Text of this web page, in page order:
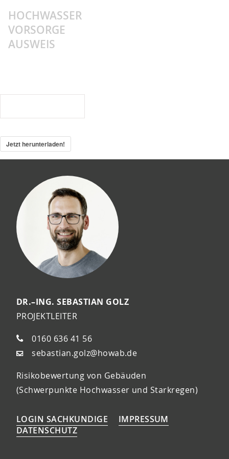
HOCHWASSER
VORSORGE
AUSWEIS
Sidebar
Jetzt herunterladen!
DR.–ING. SEBASTIAN GOLZ
PROJEKTLEITER
0160 636 41 56
sebastian.golz@howab.de
Risikobewertung von Gebäuden
(Schwerpunkte Hochwasser und Starkregen)
LOGIN SACHKUNDIGE
IMPRESSUM
DATENSCHUTZ